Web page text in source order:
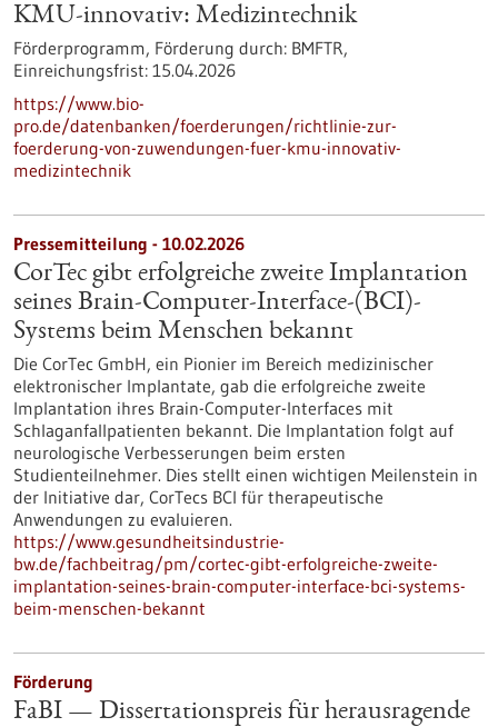
KMU-innovativ: Medizintechnik
Förderprogramm, Förderung durch: BMFTR,
Einreichungsfrist: 15.04.2026
https://www.bio-
pro.de/datenbanken/foerderungen/richtlinie-zur-
foerderung-von-zuwendungen-fuer-kmu-innovativ-
medizintechnik
Pressemitteilung - 10.02.2026
CorTec gibt erfolgreiche zweite Implantation
seines Brain-Computer-Interface-(BCI)-
Systems beim Menschen bekannt
Die CorTec GmbH, ein Pionier im Bereich medizinischer
elektronischer Implantate, gab die erfolgreiche zweite
Implantation ihres Brain-Computer-Interfaces mit
Schlaganfallpatienten bekannt. Die Implantation folgt auf
neurologische Verbesserungen beim ersten
Studienteilnehmer. Dies stellt einen wichtigen Meilenstein in
der Initiative dar, CorTecs BCI für therapeutische
Anwendungen zu evaluieren.
https://www.gesundheitsindustrie-
bw.de/fachbeitrag/pm/cortec-gibt-erfolgreiche-zweite-
implantation-seines-brain-computer-interface-bci-systems-
beim-menschen-bekannt
Förderung
FaBI — Dissertationspreis für herausragende